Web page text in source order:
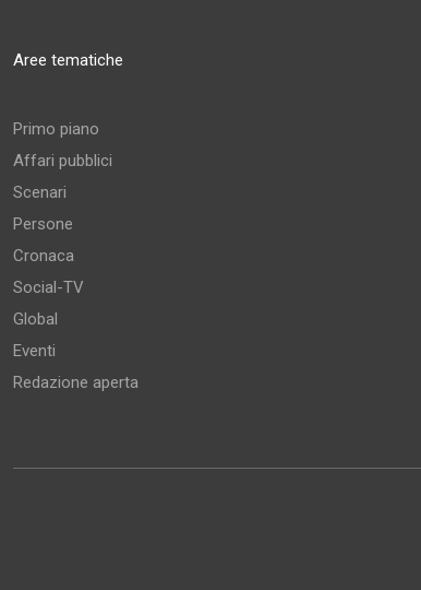
Aree tematiche
Primo piano
Affari pubblici
Scenari
Persone
Cronaca
Social-TV
Global
Eventi
Redazione aperta